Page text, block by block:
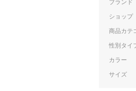
ブランド
ショップ
商品カテ
性別タイ
カラー
サイズ